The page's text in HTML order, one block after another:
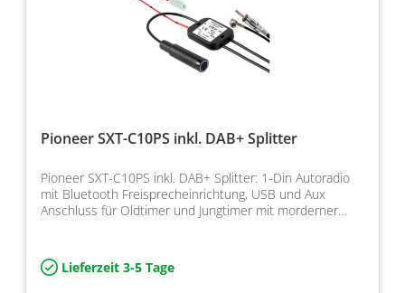
Pioneer SXT-C10PS inkl. DAB+ Splitter
Pioneer SXT-C10PS inkl. DAB+ Splitter: 1-Din Autoradio
mit Bluetooth Freisprecheinrichtung, USB und Aux
Anschluss für Oldtimer und Jungtimer mit morderner
Lieferzeit 3-5 Tage